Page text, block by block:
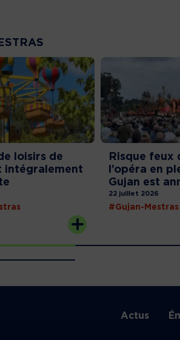
loisirs de
intégralement
Risque feux
l’opéra en
Gujan est
22 juillet 2026
#Gujan-Mestras
Actus